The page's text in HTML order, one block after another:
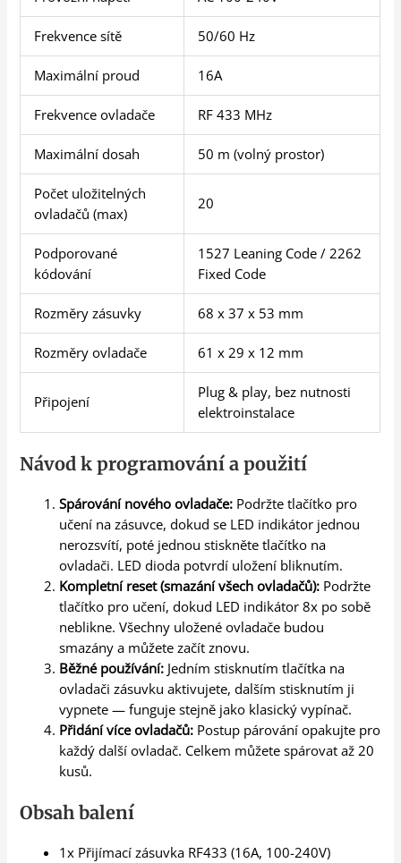
Frekvence sítě 50/60 Hz
Maximální proud 16A
Frekvence ovladače RF 433 MHz
Maximální dosah 50 m (volný prostor)
Počet uložitelných
ovladačů (max)
20
Podporované
kódování
1527 Leaning Code / 2262
Fixed Code
Rozměry zásuvky 68 x 37 x 53 mm
Rozměry ovladače 61 x 29 x 12 mm
Připojení
Plug & play, bez nutnosti
elektroinstalace
Návod k programování a použití
Spárování nového ovladače: Podržte tlačítko pro
učení na zásuvce, dokud se LED indikátor jednou
nerozsvítí, poté jednou stiskněte tlačítko na
ovladači. LED dioda potvrdí uložení bliknutím.
Kompletní reset (smazání všech ovladačů): Podržte
tlačítko pro učení, dokud LED indikátor 8x po sobě
neblikne. Všechny uložené ovladače budou
smazány a můžete začít znovu.
Běžné používání: Jedním stisknutím tlačítka na
ovladači zásuvku aktivujete, dalším stisknutím ji
vypnete — funguje stejně jako klasický vypínač.
Přidání více ovladačů: Postup párování opakujte pro
každý další ovladač. Celkem můžete spárovat až 20
kusů.
Obsah balení
1x Přijímací zásuvka RF433 (16A, 100-240V)